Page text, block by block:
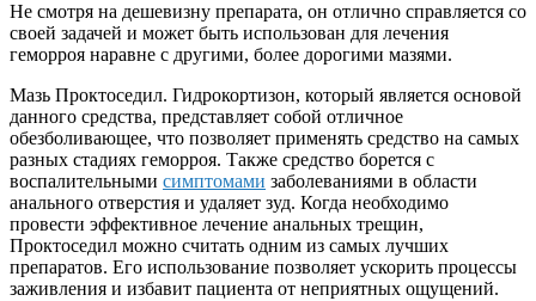
Не смотря на дешевизну препарата, он отлично справляется со
своей задачей и может быть использован для лечения
геморроя наравне с другими, более дорогими мазями.
Мазь Проктоседил. Гидрокортизон, который является основой
данного средства, представляет собой отличное
обезболивающее, что позволяет применять средство на самых
разных стадиях геморроя. Также средство борется с
воспалительными симптомами заболеваниями в области
анального отверстия и удаляет зуд. Когда необходимо
провести эффективное лечение анальных трещин,
Проктоседил можно считать одним из самых лучших
препаратов. Его использование позволяет ускорить процессы
заживления и избавит пациента от неприятных ощущений.